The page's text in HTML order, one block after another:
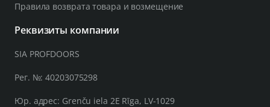
Правила возврата товара и возмещение
Реквизиты компании
SIA PROFDOORS
Рег. №: 40203075298
Юр. адрес: Grenču iela 2E Rīga, LV-1029